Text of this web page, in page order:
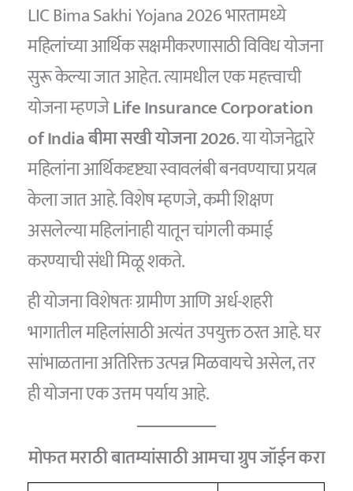
LIC Bima Sakhi Yojana 2026 भारतामध्ये
महिलांच्या आर्थिक सक्षमीकरणासाठी विविध योजना
सुरू केल्या जात आहेत. त्यामधील एक महत्त्वाची
योजना म्हणजेLife Insurance Corporation
of India बीमा सखी योजना 2026. या योजनेद्वारे
महिलांना आर्थिकदृष्ट्या स्वावलंबी बनवण्याचा प्रयत्न
केला जात आहे. विशेष म्हणजे, कमी शिक्षण
असलेल्या महिलांनाही यातून चांगली कमाई
करण्याची संधी मिळू शकते.
ही योजना विशेषतः ग्रामीण आणि अर्ध-शहरी
भागातील महिलांसाठी अत्यंत उपयुक्त ठरत आहे. घर
सांभाळताना अतिरिक्त उत्पन्न मिळवायचे असेल, तर
ही योजना एक उत्तम पर्याय आहे.
मोफत मराठी बातम्यांसाठी आमचा ग्रुप जॉईन करा